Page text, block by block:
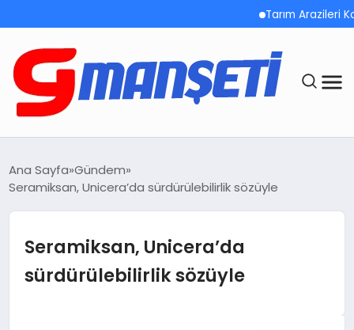
Tarım Arazileri
MEGA MENÜ
TEKNOLOJI
Ana Sayfa Gündem
Seramiksan, Unicera’da sürdürülebilirlik sözüyle
Seramiksan, Unicera’da
sürdürülebilirlik sözüyle